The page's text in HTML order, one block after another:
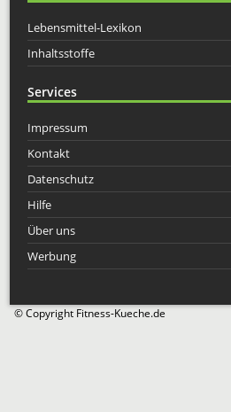
Lebensmittel-Lexikon
Inhaltsstoffe
Services
Impressum
Kontakt
Datenschutz
Hilfe
Über uns
Werbung
© Copyright Fitness-Kueche.de